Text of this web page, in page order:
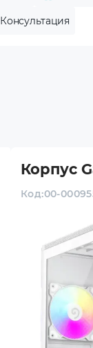
Консультация
Корпус
Код:00-